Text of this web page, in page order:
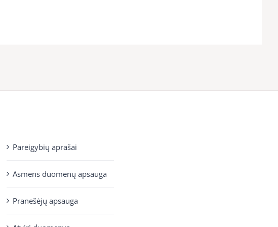
Pareigybių aprašai
Asmens duomenų apsauga
Pranešėjų apsauga